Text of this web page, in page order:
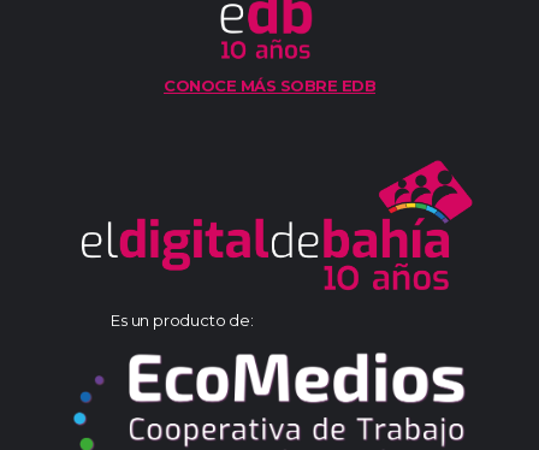
CONOCE MÁS SOBRE EDB
Es un producto de: